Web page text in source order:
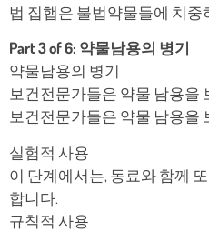
법 집햅은 불법약물들에 치중
Part 3 of 6: 약물남용의 병기
약물남용의 병기
보건전문가들은 약물 남용을
보건전문가들은 약물 남용을
실험적 사용
이 단계에서는, 동료와 함께
합니다.
규칙적 사용